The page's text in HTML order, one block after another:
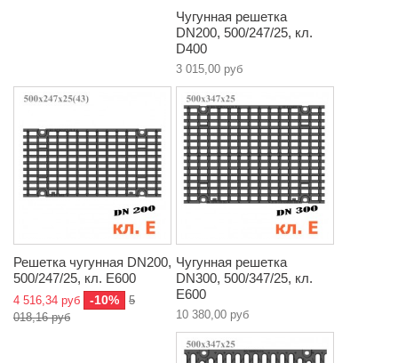
Чугунная решетка
DN200, 500/247/25, кл.
D400
3 015,00 руб
Решетка чугунная DN200,
500/247/25, кл. E600
4 516,34 руб -10%
5
018,16 руб
Чугунная решетка
DN300, 500/347/25, кл.
E600
10 380,00 руб